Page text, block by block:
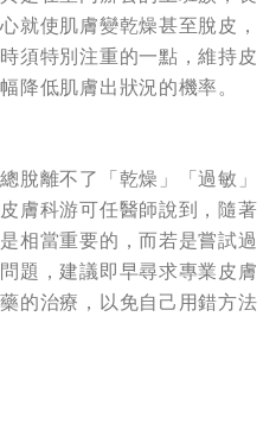
就使肌膚變乾燥甚至脫皮，
須特別注重的一點，維持皮
降低肌膚出狀況的機率。
脫離不了「乾燥」「過敏」
膚科游可任醫師說到，隨著
相當重要的，而若是嘗試過
題，建議即早尋求專業皮膚
的治療，以免自己用錯方法